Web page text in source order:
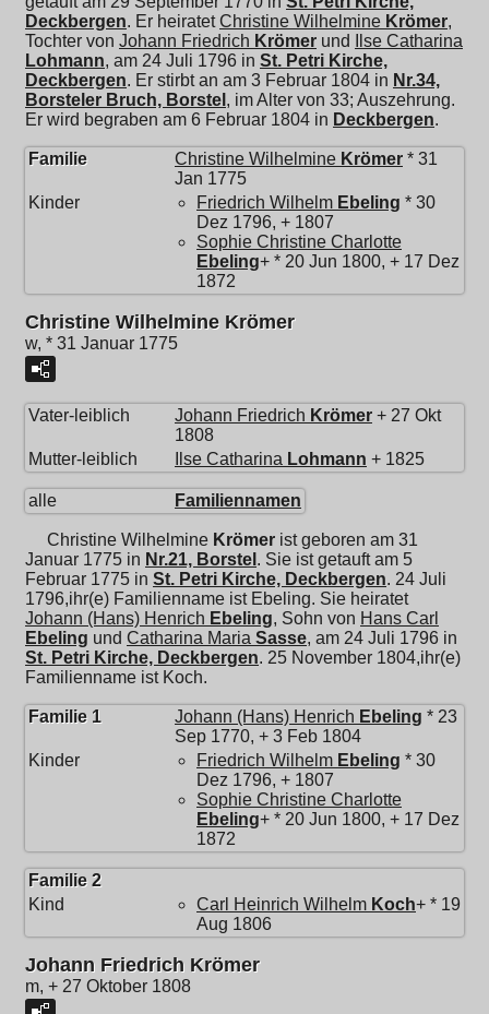
Deckbergen. Er heiratetChristine Wilhelmine Krömer,
Tochter von Johann Friedrich Krömer und
Ilse Catharina
Lohmann, am 24 Juli 1796 in St. Petri Kirche,
Deckbergen. Er stirbt an am 3 Februar 1804 in Nr.34,
Borsteler Bruch, Borstel , im Alter von 33; Auszehrung.
Er wird begraben am 6 Februar 1804 in Deckbergen.
Familie Christine Wilhelmine Krömer * 31
Jan 1775
Kinder
Friedrich Wilhelm Ebeling * 30
Dez 1796, + 1807
Sophie Christine Charlotte
Ebeling+ * 20 Jun 1800, + 17 Dez
1872
Christine Wilhelmine Krömer
w, * 31 Januar 1775
Vater-leiblich Johann Friedrich Krömer + 27 Okt
1808
Mutter-leiblich
Ilse Catharina Lohmann + 1825
alle Familiennamen
Christine Wilhelmine Krömer ist geboren am 31
Januar 1775 in Nr.21, Borstel . Sie ist getauft am 5
Februar 1775 in St. Petri Kirche, Deckbergen. 24 Juli
1796,ihr(e) Familienname ist Ebeling. Sie heiratet
Johann (Hans) Henrich Ebeling, Sohn von Hans Carl
Ebeling und Catharina Maria Sasse, am 24 Juli 1796 in
St. Petri Kirche, Deckbergen. 25 November 1804,ihr(e)
Familienname ist Koch.
Familie 1 Johann (Hans) Henrich Ebeling * 23
Sep 1770, + 3 Feb 1804
Kinder
Friedrich Wilhelm Ebeling * 30
Dez 1796, + 1807
Sophie Christine Charlotte
Ebeling+ * 20 Jun 1800, + 17 Dez
1872
Familie 2
Kind
Carl Heinrich Wilhelm Koch+ * 19
Aug 1806
Johann Friedrich Krömer
m, + 27 Oktober 1808